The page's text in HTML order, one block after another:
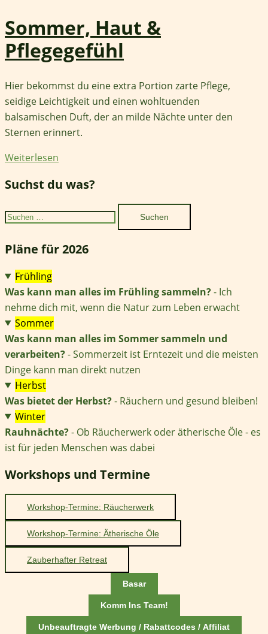
Sommer, Haut &
Pflegegefühl
Hier bekommst du eine extra Portion zarte Pflege,
seidige Leichtigkeit und einen wohltuenden
balsamischen Duft, der an milde Nächte unter den
Sternen erinnert.
Weiterlesen
Suchst du was?
Suchen
nach:
Pläne für 2026
Frühling
Was kann man alles im Frühling sammeln?- Ich
nehme dich mit, wenn die Natur zum Leben erwacht
Sommer
Was kann man alles im Sommer sammeln und
verarbeiten?- Sommerzeit ist Erntezeit und die meisten
Dinge kann man direkt nutzen
Herbst
Was bietet der Herbst?- Räuchern und gesund bleiben!
Winter
Rauhnächte?- Ob Räucherwerk oder ätherische Öle - es
ist für jeden Menschen was dabei
Workshops und Termine
Workshop-Termine: Räucherwerk
Workshop-Termine: Ätherische Öle
Zauberhafter Retreat
Basar
Komm Ins Team!
Unbeauftragte Werbung / Rabattcodes / Affiliat